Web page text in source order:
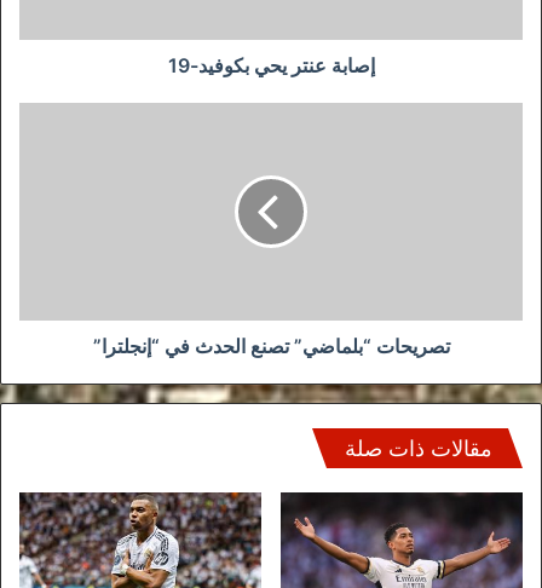
إصابة عنتر يحي بكوفيد-19
تصريحات “بلماضي” تصنع الحدث في “إنجلترا”
مقالات ذات صلة